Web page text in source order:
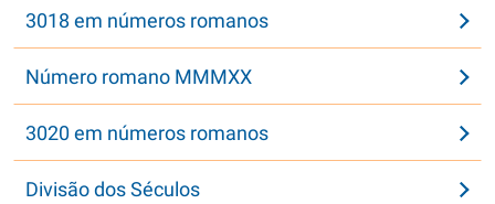
3018 em números romanos
Número romano MMMXX
3020 em números romanos
Divisão dos Séculos